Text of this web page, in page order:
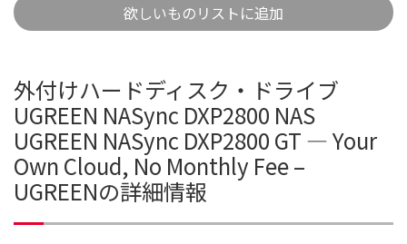
欲しいものリストに追加
外付けハードディスク・ドライブ
UGREEN NASync DXP2800 NAS
UGREEN NASync DXP2800 GT — Your
Own Cloud, No Monthly Fee –
UGREENの詳細情報